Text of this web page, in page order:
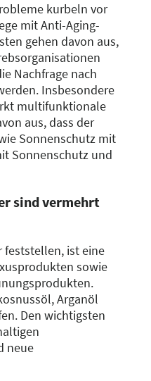
kurbeln vor
mit Anti-Aging-
gehen davon aus,
Nachfrage nach
Insbesondere
multifunktionale
aus, dass der
Sonnenschutz mit
Sonnenschutz und
sind vermehrt
feststellen, ist eine
sowie
Arganöl
Den wichtigsten
neue